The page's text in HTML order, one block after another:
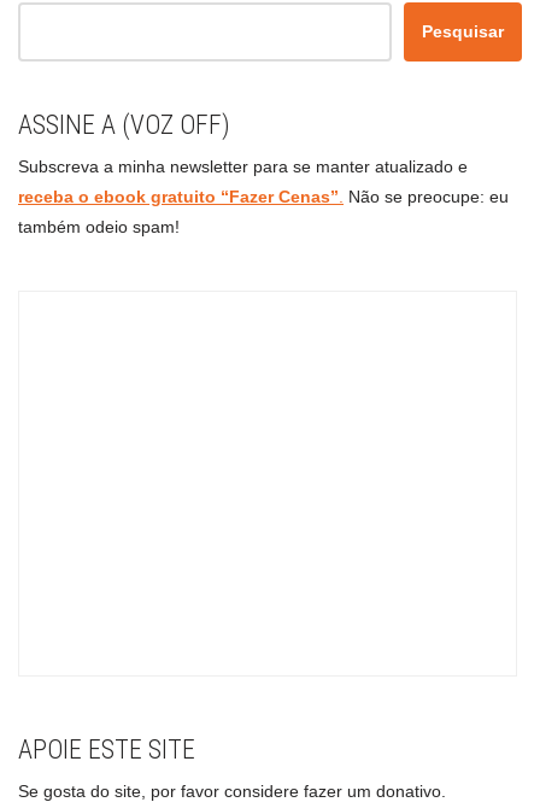
Pesquisar
ASSINE A (VOZ OFF)
Subscreva a minha newsletter para se manter atualizado e
receba o ebook gratuito “Fazer Cenas”
Não se preocupe: eu
também odeio spam!
APOIE ESTE SITE
Se gosta do site, por favor considere fazer um donativo.